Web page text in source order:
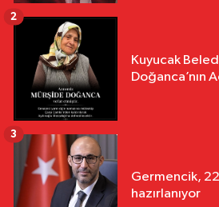
Kuyucak
Doğanca’nın
2
Germencik,
hazırlanıyor
3